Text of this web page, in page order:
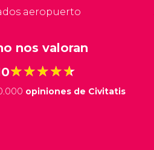
aeropuerto
nos valoran
★★★★★
★★★★★
opiniones de Civitatis